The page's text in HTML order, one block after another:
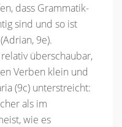
dass Grammatik-
sind und so ist
9e).
überschaubar,
Verben klein und
(9c) unterstreicht:
als im
wie es